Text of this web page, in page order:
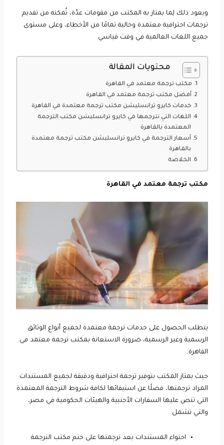
ويعود ذلك لِما يمتاز به المكتب من مقومات عدّة، تُمكنه من تقديم
ترجمات احترافية معتمدة وخالية تمامًا من الأخطاء، وعلى مستوى
جميع اللغات العالمية في وقت قياسي.
محتويات المقالة
مكتب ترجمة معتمد في القاهرة
أفضل مكتب ترجمة معتمد في القاهرة
خدمات كايرو ترانسليشن مكتب ترجمة معتمدة في القاهرة
اللغات التي نترجمها في كايرو ترانسليشن مكتب الترجمة
المعتمدة بالقاهرة
أسعار الترجمة في كايرو ترانسليشن مكتب ترجمة معتمدة
بالقاهرة
الخلاصة
مكتب ترجمة معتمد في القاهرة
يتطلب الحصول على خدمات ترجمة معتمدة لجميع أنواع الوثائق
الرسمية وغير الرسمية، ضرورة الاستعانة بمكتب ترجمة معتمد في
القاهرة.
حيث يمتاز المكتب بتوفير ترجمة احترافية ودقيقة لجميع المستندات
المراد ترجمتها، فضلًا عن استيفائها لكافة شروط الترجمة المعتمدة
التي تنص عليها السفارات الأجنبية والهيئات الحكومية في مصر،
والتي تشمل:
احتواء المستندات بعد ترجمتها على ختم مكتب الترجمة